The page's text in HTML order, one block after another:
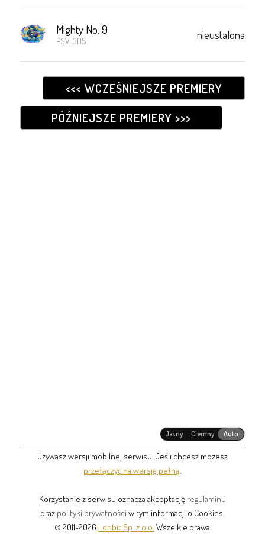
Mighty No. 9
PSV, 3DS nieustalona
<<< WCZEŚNIEJSZE PREMIERY
PÓŹNIEJSZE PREMIERY >>>
Jasny Ciemny Auto
Używasz wersji mobilnej serwisu. Jeśli chcesz możesz
przełączyć na wersję pełną
Korzystanie z serwisu oznacza akceptację regulaminu
oraz polityki prywatności w tym informacji o Cookies.
© 2011-2026 Lonbit Sp. z o.o. Wszelkie prawa